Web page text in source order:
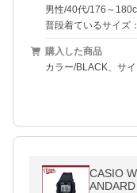
男性/40代/176～
普段着ているサイズ
購入した商品
カラー/BLACK、サ
CASIO W-217H-1A